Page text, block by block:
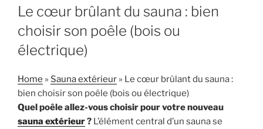
LE
Le cœur brûlant du sauna : bien
choisir son poêle (bois ou
électrique)
Home » Sauna extérieur » Le cœur brûlant du sauna :
bien choisir son poêle (bois ou électrique)
Quel poêle allez-vous choisir pour votre nouveau
sauna extérieur? L’élément central d’un sauna se